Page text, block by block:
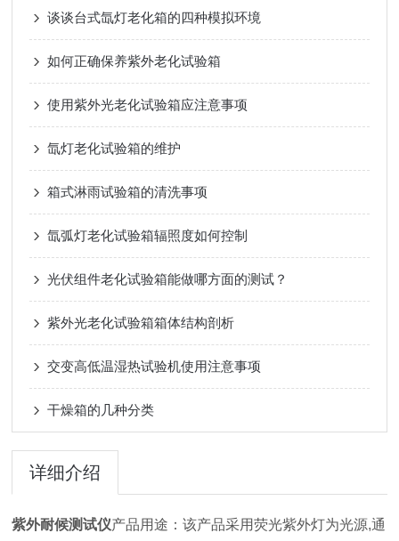
谈谈台式氙灯老化箱的四种模拟环境
如何正确保养紫外老化试验箱
使用紫外光老化试验箱应注意事项
氙灯老化试验箱的维护
箱式淋雨试验箱的清洗事项
氙弧灯老化试验箱辐照度如何控制
光伏组件老化试验箱能做哪方面的测试？
紫外光老化试验箱箱体结构剖析
交变高低温湿热试验机使用注意事项
干燥箱的几种分类
详细介绍
紫外耐候测试仪产品用途：该产品采用荧光紫外灯为光源,通